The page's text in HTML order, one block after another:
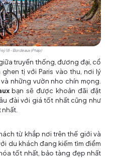
18 - Bordeaux (Pháp)
truyền thống, đương đại, cổ
tị với Paris vào thu, nơi lý
những vườn nho chín mọng.
bạn sẽ được khoản đãi đặt
đài với giá tốt nhất cũng như
nhất.
từ khắp nơi trên thế giới và
du khách đang kiếm tìm điểm
tốt nhất, bảo tàng đẹp nhất